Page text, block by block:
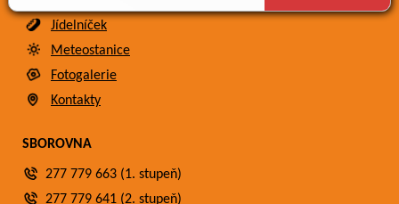
Jídelníček
Meteostanice
Fotogalerie
Kontakty
SBOROVNA
277 779 663 (1. stupeň)
277 779 641 (2. stupeň)